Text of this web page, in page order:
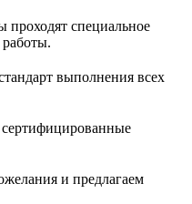
специальное
выполнения всех
сертифицированные
и предлагаем